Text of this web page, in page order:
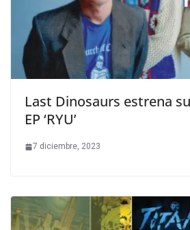
Last Dinosaurs estrena
EP ‘RYU’
7 diciembre, 2023